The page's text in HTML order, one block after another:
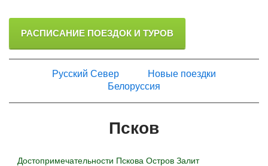
РАСПИСАНИЕ ПОЕЗДОК И ТУРОВ
Русский Север
Новые поездки
Белоруссия
Псков
Достопримечательности Пскова Остров Залит